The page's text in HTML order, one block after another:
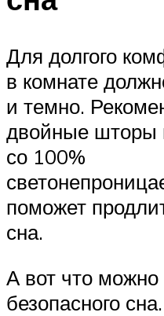
Для долгого
в комнате
и темно.
двойные шторы
со 100%
поможет
сна.
А вот что можно
безопасного сна.